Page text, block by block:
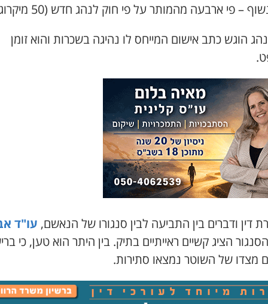
– פי ארבעה מהמותר על פי חוק לנהג חדש (50 מיקרוגרם).
הוגש כתב אישום המייחס לו נהיגה בשכרות והוא זומן
דין ודברים בין התביעה לבין סנגורו של הנאשם, עו"ד
הציג קשיים ראייתיים בתיק. בין היתר הוא טען, כי
מצדו של השוטר נמצאו סתירות.